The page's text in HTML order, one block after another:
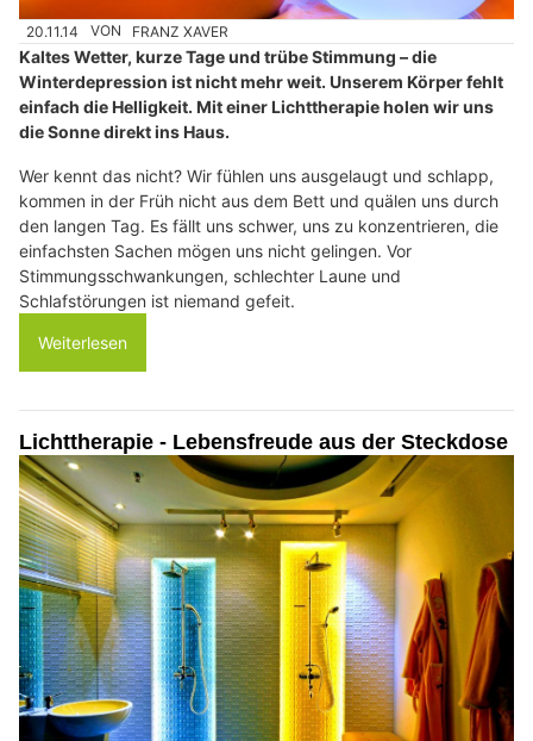
20.11.14 VON FRANZ XAVER
Kaltes Wetter, kurze Tage und trübe Stimmung – die
Winterdepression ist nicht mehr weit. Unserem Körper fehlt
einfach die Helligkeit. Mit einer Lichttherapie holen wir uns
die Sonne direkt ins Haus.
Wer kennt das nicht? Wir fühlen uns ausgelaugt und schlapp,
kommen in der Früh nicht aus dem Bett und quälen uns durch
den langen Tag. Es fällt uns schwer, uns zu konzentrieren, die
einfachsten Sachen mögen uns nicht gelingen. Vor
Stimmungsschwankungen, schlechter Laune und
Schlafstörungen ist niemand gefeit.
Weiterlesen
Lichttherapie - Lebensfreude aus der Steckdose